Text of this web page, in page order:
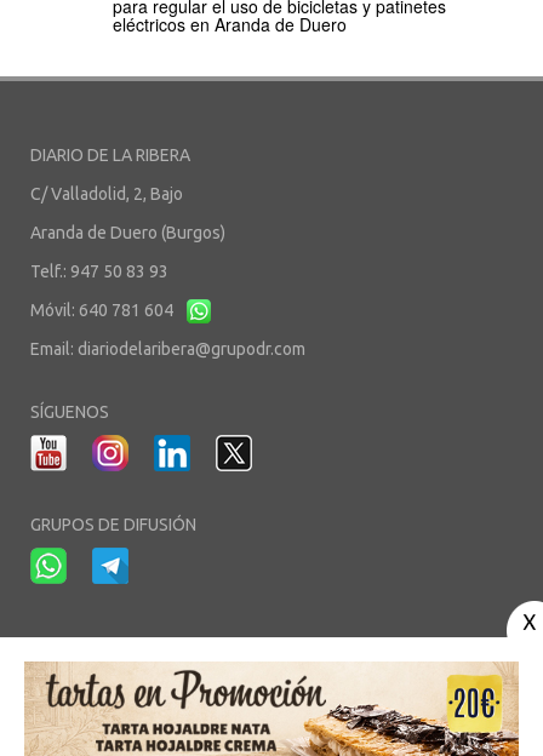
para regular el uso de bicicletas y patinetes
eléctricos en Aranda de Duero
DIARIO DE LA RIBERA
C/ Valladolid, 2, Bajo
Aranda de Duero (Burgos)
Telf.: 947 50 83 93
Móvil: 640 781 604
Email: diariodelaribera@grupodr.com
SÍGUENOS
GRUPOS DE DIFUSIÓN
Aviso Legal-Política de Privacidad-Política de Cookies-Área privada